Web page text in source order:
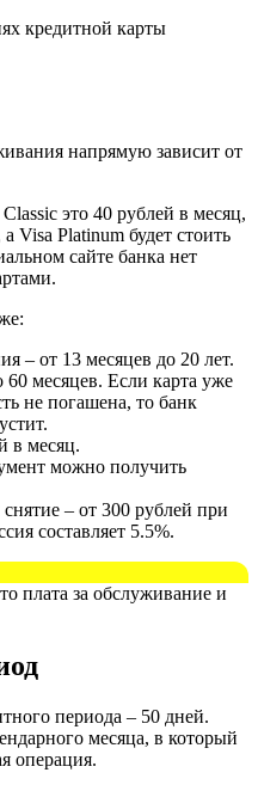
кредитной карты
напрямую зависит от
это 40 рублей в месяц,
Visa Platinum будет стоить
сайте банка нет
– от 13 месяцев до 20 лет.
60 месяцев. Если карта уже
не погашена, то банк
в месяц.
можно получить
– от 300 рублей при
составляет 5.5%.
плата за обслуживание и
периода – 50 дней.
месяца, в который
операция.